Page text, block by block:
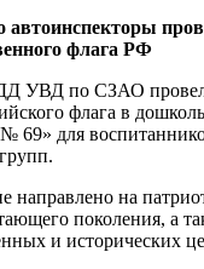
автоинспекторы
флага РФ
УВД по СЗАО
флага в
69» для
направлено на
поколения, а
и исторических